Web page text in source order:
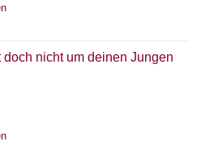
doch nicht um deinen Jungen